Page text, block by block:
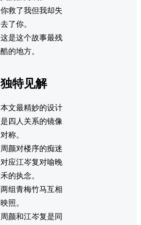
你救了我但我却失
去了你。
这是这个故事最残
酷的地方。
独特见解
本文最精妙的设计
是四人关系的镜像
对称。
周颜对楼序的痴迷
对应江岑复对喻晚
禾的执念。
两组青梅竹马互相
映照。
周颜和江岑复是同